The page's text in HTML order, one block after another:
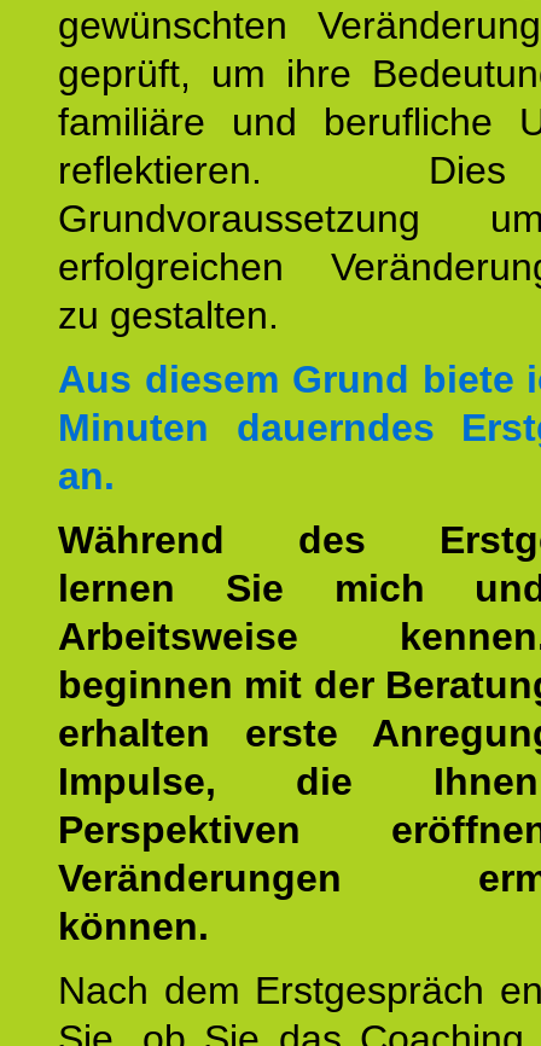
gewünschten
geprüft, um ihre
familiäre und berufliche
reflektieren.
Grundvoraussetzung
erfolgreichen
zu gestalten.
Aus diesem Grund biete
Minuten dauerndes
an.
Während des
lernen Sie mich
Arbeitsweise
beginnen mit der
erhalten erste
Impulse, die
Perspektiven
Veränderungen
können.
Nach dem Erstgespräch